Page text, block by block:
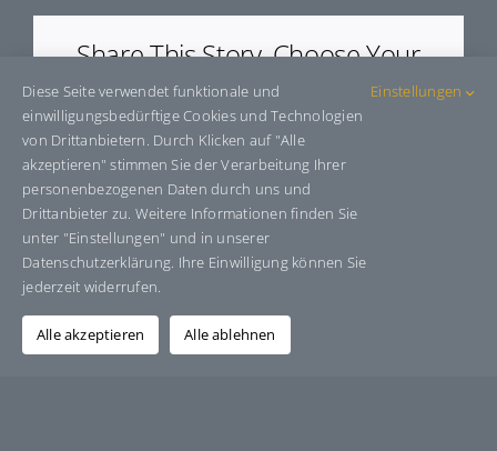
Share This Story, Choose Your
Platform!
Facebook Bluesky WhatsAppTelegram
E-
Mail
Über den Autor: Grafik-Design-Jutta-Sucker
Diese Seite verwendet funktionale und
einwilligungsbedürftige Cookies und Technologien
von Drittanbietern. Durch Klicken auf "Alle
akzeptieren" stimmen Sie der Verarbeitung Ihrer
personenbezogenen Daten durch uns und
Drittanbieter zu. Weitere Informationen finden Sie
unter "Einstellungen" und in unserer
Datenschutzerklärung. Ihre Einwilligung können Sie
jederzeit widerrufen.
Einstellungen
Alle akzeptieren Alle ablehnen